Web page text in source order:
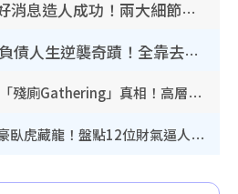
湯洛雯傳終於有好消息造人成功！兩大細節曝孕味極濃惹猜測：大肚婆先會咁！
五索親揭10年前負債人生逆襲奇蹟！全靠去一地方轉運後即遇上馬先生
林芊妤親解12年前「殘廁Gathering」真相！高層解約一句話重創尊嚴至今拒返TVB
《愛回家》隱形富豪臥虎藏龍！盤點12位財氣逼人的有錢藝人：呢位靚女3億身家唔憂做